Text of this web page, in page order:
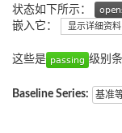
状态如下所示：
嵌入它：
显示详细资料
这些是 级别
Baseline Series: 基准